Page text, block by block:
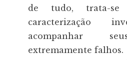
de tudo, trata-
caracterização
acompanhar
extremamente falhos.